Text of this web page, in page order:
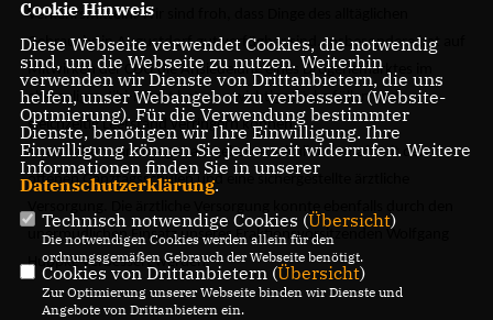
Verkehrsmitteln. Wir sind froh, dass Dinge des alltäglichen
Gebrauchs in Augustdorf gut verfügbar sind. Insbesondere hat auf
Mitwirken der CDU die Ansiedelung eines Drogeriemarktes im
ehemaligen Jibi-Markt hat eine wichtige Lücke füllen und
gleichzeitig Leerstand verringern können.
Auch haben wir eine gut ausgebaute Schullandschaft mit den
offenen Ganztagsschulen und eine sichergestellte ärztliche
Versorgung. Die ärztliche Versorgung konnte ebenfalls durch den
unermüdlichen Einsatz unseres Fraktionsvorsitzenden Wolfgang
Huppke verbessert werden.
Cookie Hinweis
Diese Webseite verwendet Cookies, die notwendig
sind, um die Webseite zu nutzen. Weiterhin
verwenden wir Dienste von Drittanbietern, die uns
helfen, unser Webangebot zu verbessern (Website-
Optmierung). Für die Verwendung bestimmter
Dienste, benötigen wir Ihre Einwilligung. Ihre
Einwilligung können Sie jederzeit widerrufen. Weitere
Informationen finden Sie in unserer
Datenschutzerklärung.
Technisch notwendige Cookies (Übersicht)
Die notwendigen Cookies werden allein für den
ordnungsgemäßen Gebrauch der Webseite benötigt.
Cookies von Drittanbietern (Übersicht)
Zur Optimierung unserer Webseite binden wir Dienste und
Angebote von Drittanbietern ein.